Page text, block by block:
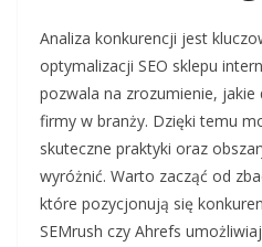
Analiza konkurencji jest
optymalizacji SEO sklepu
pozwala na zrozumienie, jakie
firmy w branży. Dzięki temu
skuteczne praktyki oraz
wyróżnić. Warto zacząć od
które pozycjonują się
SEMrush czy Ahrefs